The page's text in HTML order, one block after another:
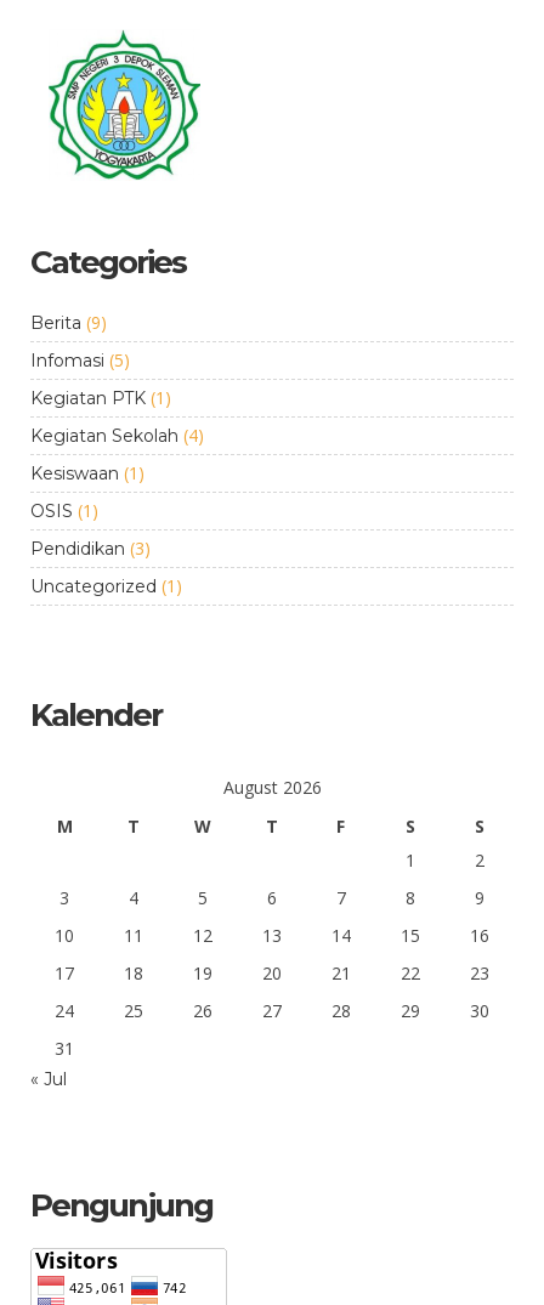
Categories
Berita (9)
Infomasi (5)
Kegiatan PTK (1)
Kegiatan Sekolah (4)
Kesiswaan (1)
OSIS (1)
Pendidikan (3)
Uncategorized (1)
Kalender
August 2026
M
T W T F S
S
1
2
3
4 5 6 7 8
9
10
11 12 13 14 15
16
17
18 19 20 21 22
23
24
25 26 27 28 29
30
31
« Jul
Pengunjung